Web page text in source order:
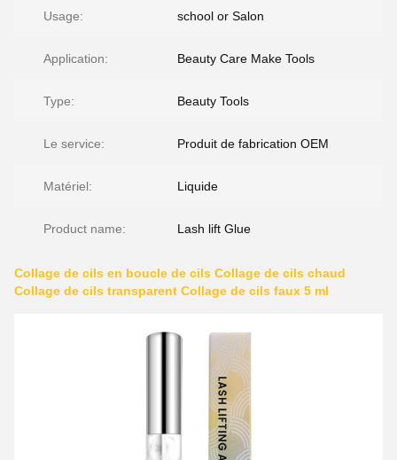
Usage: school or Salon
Application: Beauty Care Make Tools
Type: Beauty Tools
Le service: Produit de fabrication OEM
Matériel: Liquide
Product name: Lash lift Glue
Collage de cils en boucle de cils Collage de cils chaud
Collage de cils transparent Collage de cils faux 5 ml